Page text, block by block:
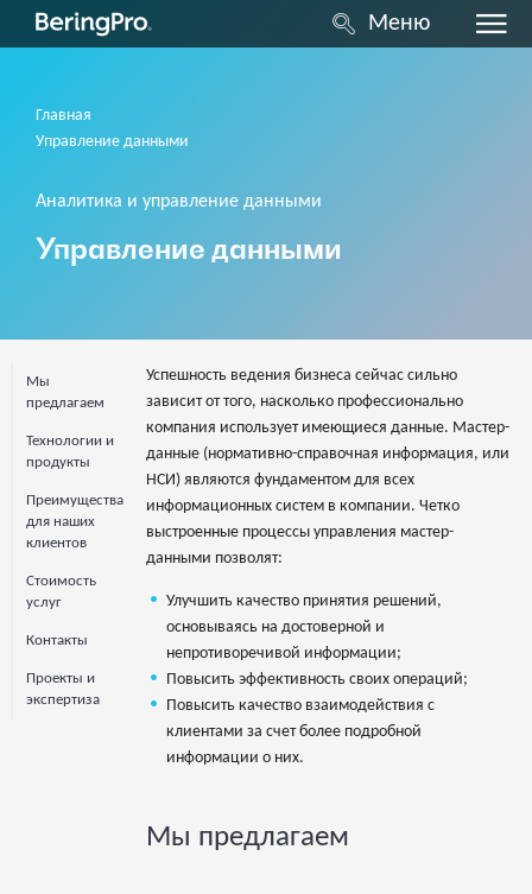
Меню
Главная
Управление данными
Аналитика и управление данными
Управление данными
Мы
предлагаем
Технологии и
продукты
Преимущества
для наших
клиентов
Стоимость
услуг
Контакты
Проекты и
экспертиза
Успешность ведения бизнеса сейчас сильно
зависит от того, насколько профессионально
компания использует имеющиеся данные. Мастер-
данные (нормативно-справочная информация, или
НСИ) являются фундаментом для всех
информационных систем в компании. Четко
выстроенные процессы управления мастер-
данными позволят:
Улучшить качество принятия решений,
основываясь на достоверной и
непротиворечивой информации;
Повысить эффективность своих операций;
Повысить качество взаимодействия с
клиентами за счет более подробной
информации о них.
Мы предлагаем